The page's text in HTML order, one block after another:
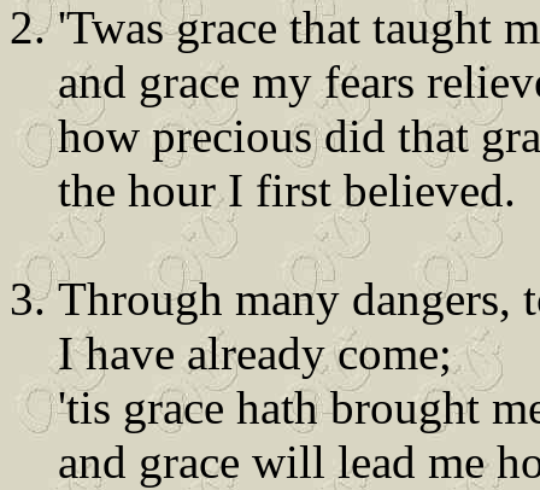
'Twas grace that taught
and grace my fears
how precious did that
the hour I first believed.
Through many dangers,
I have already come;
'tis grace hath brought
and grace will lead me